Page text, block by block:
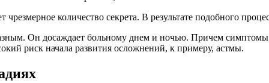
количество секрета. В результате подобного
Он досаждает больному днем и ночью. Причем
риск начала развития осложнений, к примеру, астмы.